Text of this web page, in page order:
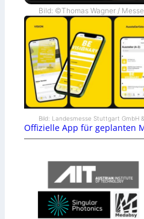
Bild: ©Thomas Wagner /
Bild: Landesmesse Stuttgart GmbH
Offizielle App für geplanten